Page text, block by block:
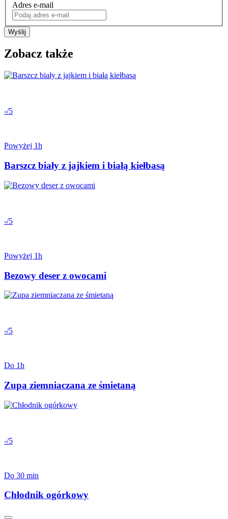
Adres e-mail
Wyślij
Zobacz także
-/5
Powyżej 1h
Barszcz biały z jajkiem i białą kiełbasą
-/5
Powyżej 1h
Bezowy deser z owocami
-/5
Do 1h
Zupa ziemniaczana ze śmietaną
-/5
Do 30 min
Chłodnik ogórkowy